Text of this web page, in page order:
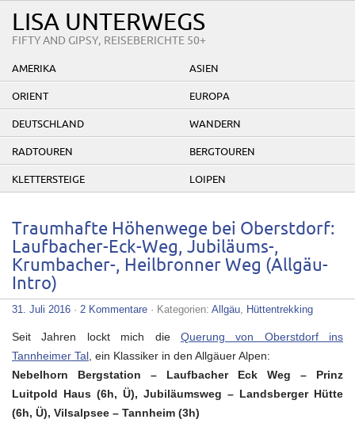
LISA UNTERWEGS
FIFTY AND GIPSY, REISEBERICHTE 50+
AMERIKA ASIEN
ORIENT EUROPA
DEUTSCHLAND WANDERN
RADTOUREN BERGTOUREN
KLETTERSTEIGE LOIPEN
Traumhafte Höhenwege bei Oberstdorf:
Laufbacher-Eck-Weg, Jubiläums-,
Krumbacher-, Heilbronner Weg (Allgäu-
Intro)
31. Juli 2016 · 2 Kommentare · Kategorien: Allgäu, Hüttentrekking
Seit Jahren lockt mich die Querung von Oberstdorf ins
Tannheimer Tal , ein Klassiker in den Allgäuer Alpen:
Nebelhorn Bergstation – Laufbacher Eck Weg – Prinz
Luitpold Haus (6h, Ü), Jubiläumsweg – Landsberger Hütte
(6h, Ü), Vilsalpsee – Tannheim (3h)